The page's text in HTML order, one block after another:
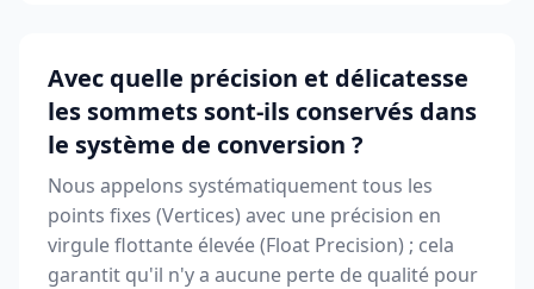
Avec quelle précision et délicatesse
les sommets sont-ils conservés dans
le système de conversion ?
Nous appelons systématiquement tous les
points fixes (Vertices) avec une précision en
virgule flottante élevée (Float Precision) ; cela
garantit qu'il n'y a aucune perte de qualité pour